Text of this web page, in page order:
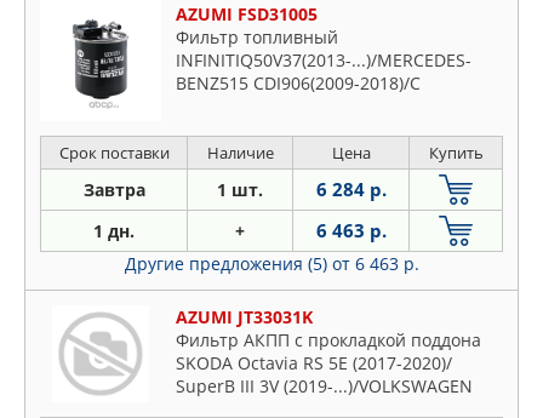
AZUMI FSD31005
Фильтр топливный
INFINITIQ50V37(2013-...)/MERCEDES-
BENZ515 CDI906(2009-2018)/C
220dW204/S204/W205/S205(2008-20
Срок поставки Наличие Цена Купить
Завтра 1 шт. 6 284 р.
1 дн. + 6 463 р.
Другие предложения (5) от 6 463 р.
AZUMI JT33031K
Фильтр АКПП с прокладкой поддона
SKODA Octavia RS 5E (2017-2020)/
SuperB III 3V (2019-...)/VOLKSWAGEN